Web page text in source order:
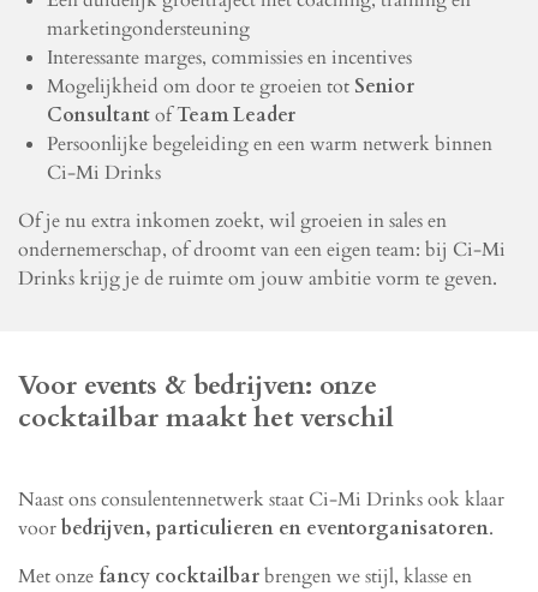
marketingondersteuning
Interessante marges, commissies en incentives
Mogelijkheid om door te groeien tot Senior
ConsultantofTeam Leader
Persoonlijke begeleiding en een warm netwerk binnen
Ci-Mi Drinks
Of je nu extra inkomen zoekt, wil groeien in sales en
ondernemerschap, of droomt van een eigen team: bij Ci-Mi
Drinks krijg je de ruimte om jouw ambitie vorm te geven.
Voor events & bedrijven: onze
cocktailbar maakt het verschil
Naast ons consulentennetwerk staat Ci-Mi Drinks ook klaar
voorbedrijven, particulieren en eventorganisatoren.
Met onze fancy cocktailbarbrengen we stijl, klasse en